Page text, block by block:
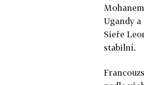
Ugandy
Sieře
stabilní.